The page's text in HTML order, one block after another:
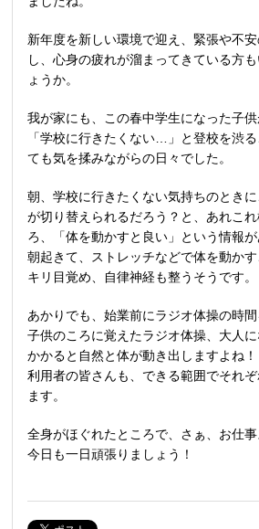
新年度を新しい環境で迎え、緊張や不
し、心身の疲れが溜まってきている方
ょうか。
我が家にも、この春中学生になった子供
「学校に行きたくない…」と登校を渋
ても気を揉みながらの日々でした。
朝、学校に行きたくない気持ちのとき
が切り替えられるだろう？と、あれこ
ろ、「体を動かすと良い」という情報が
朝起きて、ストレッチなどで体を動か
キリ目覚め、自律神経も整うそうです。
あかりでも、始業前にラジオ体操の時間
子供のころに覚えたラジオ体操、大人
かかると自然と体が動き出しますよね！
利用者の皆さんも、できる範囲でそれ
ます。
全身がほぐれたところで、さぁ、お仕事
今日も一日頑張りましょう！